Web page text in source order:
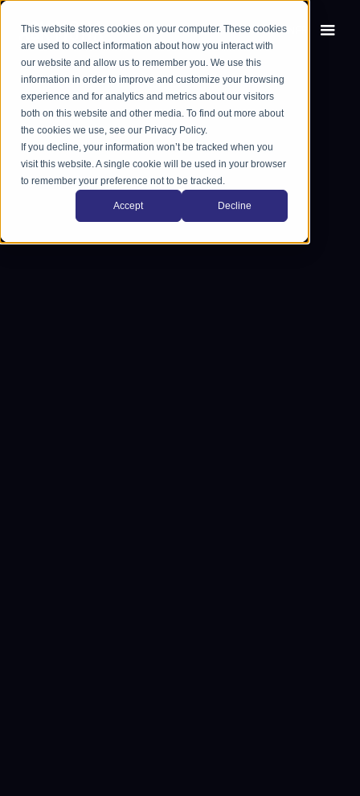
This website stores cookies on your computer. These cookies
are used to collect information about how you interact with
our website and allow us to remember you. We use this
information in order to improve and customize your browsing
experience and for analytics and metrics about our visitors
both on this website and other media. To find out more about
the cookies we use, see our Privacy Policy.
If you decline, your information won’t be tracked when you
visit this website. A single cookie will be used in your browser
to remember your preference not to be tracked.
Accept Decline
EN